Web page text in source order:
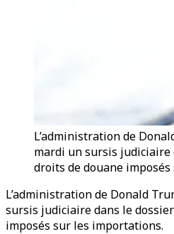
L’administration de
mardi un sursis judiciaire
droits de douane
L’administration de Donald
sursis judiciaire dans le
imposés sur les importations.